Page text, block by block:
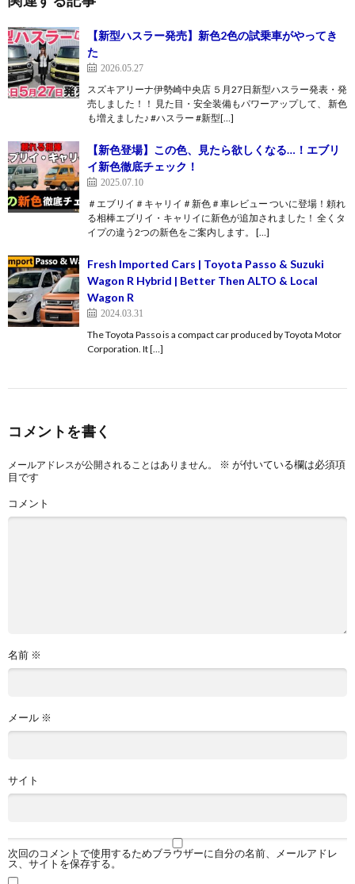
【新型ハスラー発売】新色2色の試乗車がやってき
た
2026.05.27
スズキアリーナ伊勢崎中央店 ５月27日新型ハスラー発表・発
売しました！！ 見た目・安全装備もパワーアップして、 新色
も増えました♪ #ハスラー #新型[…]
【新色登場】この色、見たら欲しくなる…！エブリ
イ新色徹底チェック！
2025.07.10
＃エブリイ＃キャリイ＃新色＃車レビュー ついに登場！頼れ
る相棒エブリイ・キャリイに新色が追加されました！ 全くタ
イプの違う2つの新色をご案内します。 […]
Fresh Imported Cars | Toyota Passo & Suzuki
Wagon R Hybrid | Better Then ALTO & Local
Wagon R
2024.03.31
The Toyota Passo is a compact car produced by Toyota Motor
Corporation. It […]
コメントを書く
メールアドレスが公開されることはありません。 ※ が付いている欄は必須項
目です
コメント
名前 ※
メール ※
サイト
次回のコメントで使用するためブラウザーに自分の名前、メールアドレ
ス、サイトを保存する。